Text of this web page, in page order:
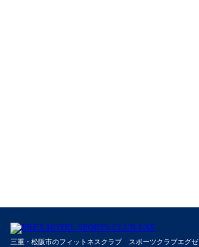
三重・松阪市のフィットネスクラブ スポーツクラブエグゼ